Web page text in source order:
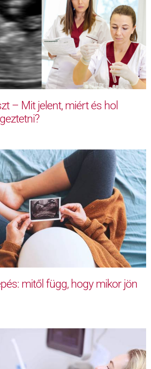
– Mit jelent, miért és hol
mitől függ, hogy mikor jön